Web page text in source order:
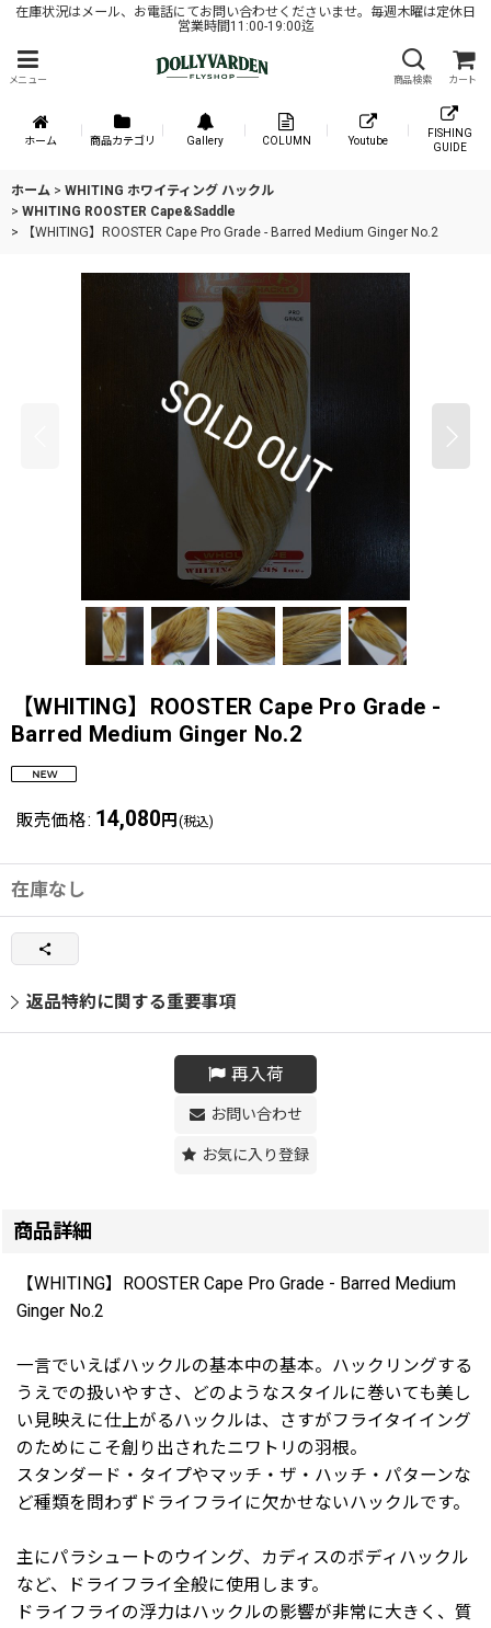
在庫状況はメール、お電話にてお問い合わせくださいませ。毎週木曜は定休日
営業時間11:00-19:00迄
メニュー 商品検索 カート
ホーム 商品カテゴリ Gallery COLUMN Youtube
FISHING
GUIDE
ホーム > WHITING ホワイティング ハックル
> WHITING ROOSTER Cape&Saddle
>
【WHITING】ROOSTER Cape Pro Grade - Barred Medium Ginger No.2
【WHITING】ROOSTER Cape Pro Grade -
Barred Medium Ginger No.2
販売価格: 14,080 円 (税込)
在庫なし
返品特約に関する重要事項
再入荷
お問い合わせ
お気に入り登録
商品詳細
【WHITING】ROOSTER Cape Pro Grade - Barred Medium
Ginger No.2
一言でいえばハックルの基本中の基本。ハックリングする
うえでの扱いやすさ、どのようなスタイルに巻いても美し
い見映えに仕上がるハックルは、さすがフライタイイング
のためにこそ創り出されたニワトリの羽根。
スタンダード・タイプやマッチ・ザ・ハッチ・パターンな
ど種類を問わずドライフライに欠かせないハックルです。
主にパラシュートのウイング、カディスのボディハックル
など、ドライフライ全般に使用します。
ドライフライの浮力はハックルの影響が非常に大きく、質